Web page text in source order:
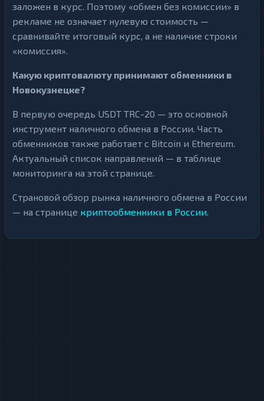
заложен в курс. Поэтому «обмен без комиссии» в
рекламе не означает нулевую стоимость —
сравнивайте итоговый курс, а не наличие строки
«комиссия».
Какую криптовалюту принимают обменники в
Новокузнецке?
В первую очередь USDT TRC-20 — это основной
инструмент наличного обмена в России. Часть
обменников также работает с Bitcoin и Ethereum.
Актуальный список направлений — в таблице
мониторинга на этой странице.
Страновой обзор рынка наличного обмена в России
— на странице криптообменники в России.